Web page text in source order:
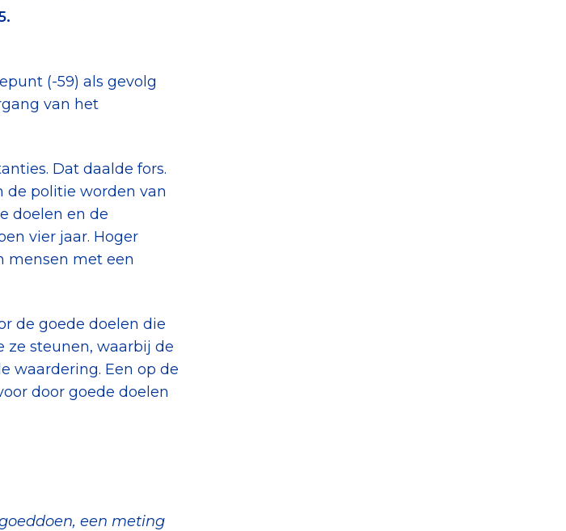
(-59) als gevolg
van het
Dat daalde fors.
de politie worden van
doelen en de
vier jaar. Hoger
mensen met een
de goede doelen die
ze steunen, waarbij de
waardering. Een op de
door goede doelen
een meting